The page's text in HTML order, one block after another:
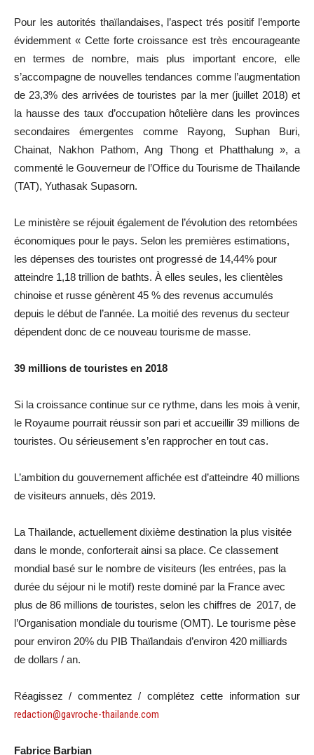
Pour les autorités thaïlandaises, l’aspect trés positif l’emporte
évidemment « Cette forte croissance est très encourageante
en termes de nombre, mais plus important encore, elle
s’accompagne de nouvelles tendances comme l’augmentation
de 23,3% des arrivées de touristes par la mer (juillet 2018) et
la hausse des taux d’occupation hôtelière dans les provinces
secondaires émergentes comme Rayong, Suphan Buri,
Chainat, Nakhon Pathom, Ang Thong et Phatthalung », a
commenté le Gouverneur de l’Office du Tourisme de Thaïlande
(TAT), Yuthasak Supasorn.
Le ministère se réjouit également de l’évolution des retombées
économiques pour le pays. Selon les premières estimations,
les dépenses des touristes ont progressé de 14,44% pour
atteindre 1,18 trillion de bathts. À elles seules, les clientèles
chinoise et russe génèrent 45 % des revenus accumulés
depuis le début de l’année. La moitié des revenus du secteur
dépendent donc de ce nouveau tourisme de masse.
39 millions de touristes en 2018
Si la croissance continue sur ce rythme, dans les mois à venir,
le Royaume pourrait réussir son pari et accueillir 39 millions de
touristes. Ou sérieusement s’en rapprocher en tout cas.
L’ambition du gouvernement affichée est d’atteindre 40 millions
de visiteurs annuels, dès 2019.
La Thaïlande, actuellement dixième destination la plus visitée
dans le monde, conforterait ainsi sa place. Ce classement
mondial basé sur le nombre de visiteurs (les entrées, pas la
durée du séjour ni le motif) reste dominé par la France avec
plus de 86 millions de touristes, selon les chiffres de 2017, de
l’Organisation mondiale du tourisme (OMT). Le tourisme pèse
pour environ 20% du PIB Thaïlandais d’environ 420 milliards
de dollars / an.
Réagissez / commentez / complétez cette information sur
redaction@gavroche-thailande.com
Fabrice Barbian